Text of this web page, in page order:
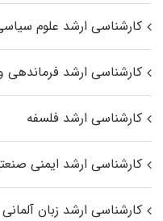
کارشناسی ارشد علوم
کارشناسی ارشد فرماندهی
کارشناسی ارشد فلسفه
کارشناسی ارشد ایمنی
کارشناسی ارشد زبان آلمانی